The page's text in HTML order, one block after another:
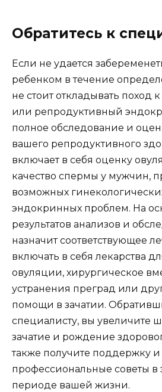
Обратитесь к
Если не удается
ребенком в течение
не стоит откладывать поход
или репродуктивный
полное обследование и
вашего репродуктивного
включает в себя оценку
качество спермы у мужчин,
возможных
эндокринных проблем. На
результатов анализов и
назначит соответствующее
включать в себя лекарства
овуляции, хирургическое
устранения преград или
помощи в зачатии.
специалисту, вы увеличите
зачатие и рождение
также получите поддержку и
профессиональные советы в
периоде вашей жизни.